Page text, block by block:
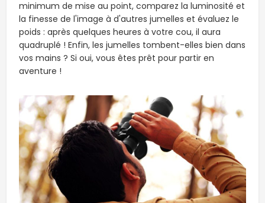
minimum de mise au point, comparez la luminosité et
la finesse de l'image à d'autres jumelles et évaluez le
poids : après quelques heures à votre cou, il aura
quadruplé ! Enfin, les jumelles tombent-elles bien dans
vos mains ? Si oui, vous êtes prêt pour partir en
aventure !